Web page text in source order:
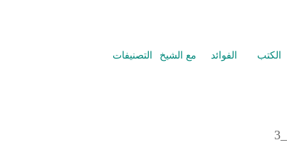
الكتب الفوائد مع الشيخ التصنيفات